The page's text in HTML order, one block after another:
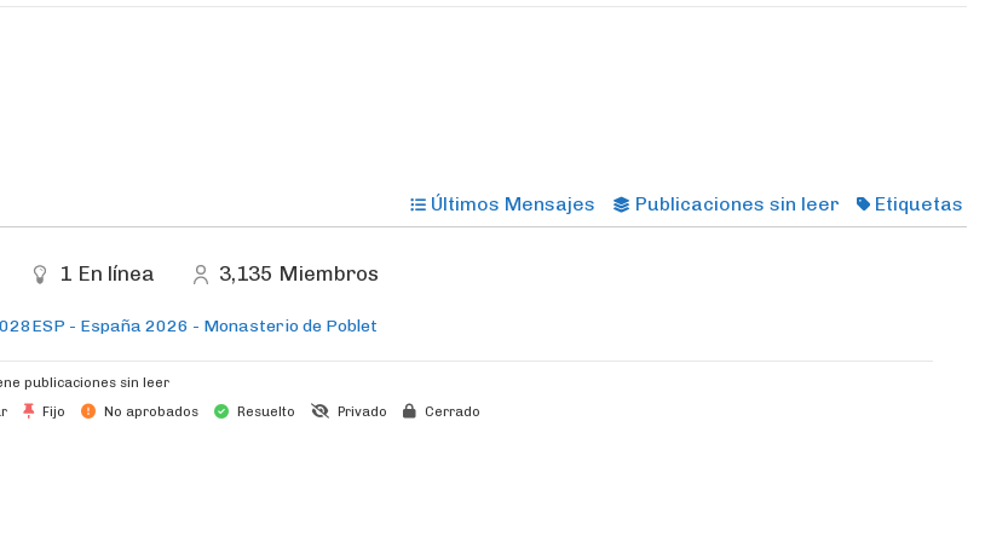
Últimos Mensajes Publicaciones sin leer Etiquetas
1 En línea 3,135 Miembros
028ESP - España 2026 - Monasterio de Poblet
publicaciones sin leer
Fijo No aprobados Resuelto Privado Cerrado